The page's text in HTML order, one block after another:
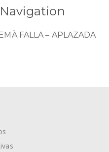
FALLA – APLAZADA